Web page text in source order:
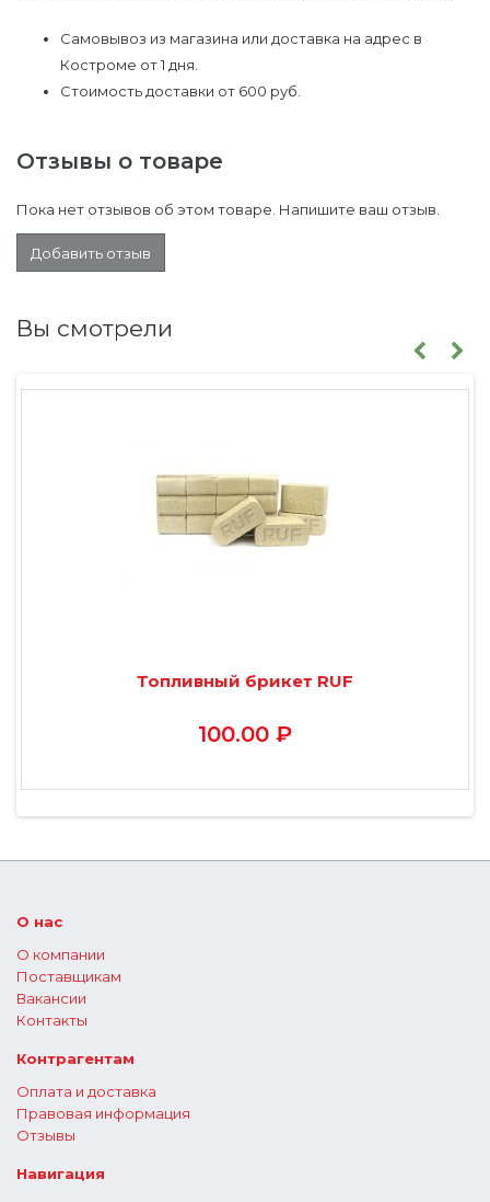
Самовывоз из магазина или доставка на адрес в
Костроме от 1 дня.
Стоимость доставки от 600 руб.
Отзывы о товаре
Пока нет отзывов об этом товаре. Напишите ваш отзыв.
Добавить отзыв
Вы смотрели
Топливный брикет RUF
100.00 ₽
О нас
О компании
Поставщикам
Вакансии
Контакты
Контрагентам
Оплата и доставка
Правовая информация
Отзывы
Навигация